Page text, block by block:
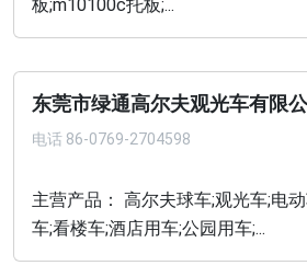
板;m10100c托板;...
东莞市绿通高尔夫观光车有限公
电话 86-0769-2704598
主营产品： 高尔夫球车;观光车;电
车;看楼车;酒店用车;公园用车;...